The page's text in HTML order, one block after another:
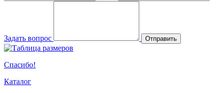
Задать вопрос Отправить
Спасибо!
Каталог